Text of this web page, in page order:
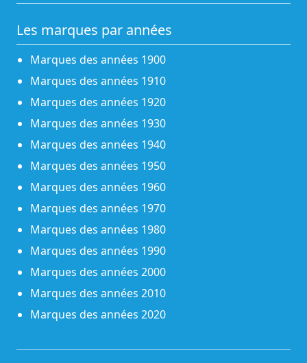
Les marques par années
Marques des années 1900
Marques des années 1910
Marques des années 1920
Marques des années 1930
Marques des années 1940
Marques des années 1950
Marques des années 1960
Marques des années 1970
Marques des années 1980
Marques des années 1990
Marques des années 2000
Marques des années 2010
Marques des années 2020